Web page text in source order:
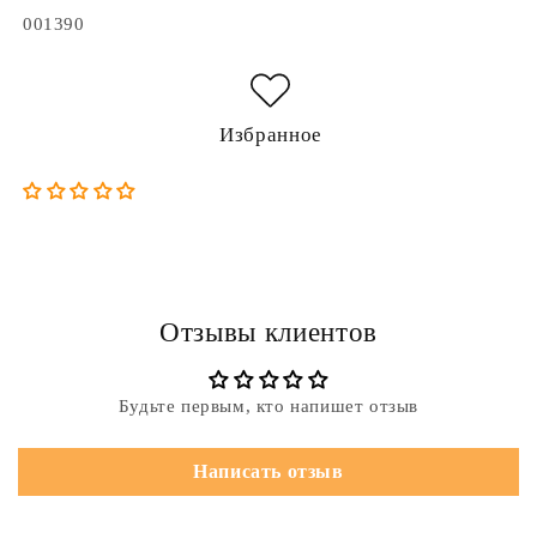
Артикул:
001390
Избранное
Отзывы клиентов
Будьте первым, кто напишет отзыв
Написать отзыв